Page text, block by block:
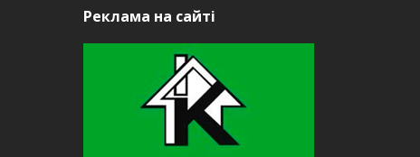
Реклама на сайті